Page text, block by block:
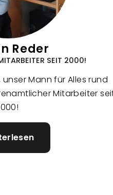
Reder
SEIT 2000!
unser Mann für Alles rund
Mitarbeiter
Martin